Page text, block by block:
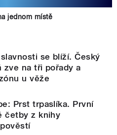
jednom místě
se blíží. Český
zve na tři pořady a
u věže
Prst trpaslíka. První
četby z knihy